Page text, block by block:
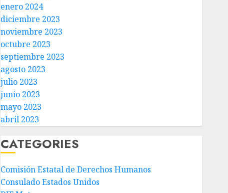
enero 2024
diciembre 2023
noviembre 2023
octubre 2023
septiembre 2023
agosto 2023
julio 2023
junio 2023
mayo 2023
abril 2023
CATEGORIES
Comisión Estatal de Derechos Humanos
Consulado Estados Unidos